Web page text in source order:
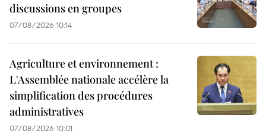
discussions en groupes
07/08/2026 10:14
Agriculture et environnement :
L'Assemblée nationale accélère la
simplification des procédures
administratives
07/08/2026 10:01